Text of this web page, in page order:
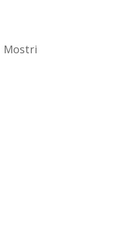
Mostri